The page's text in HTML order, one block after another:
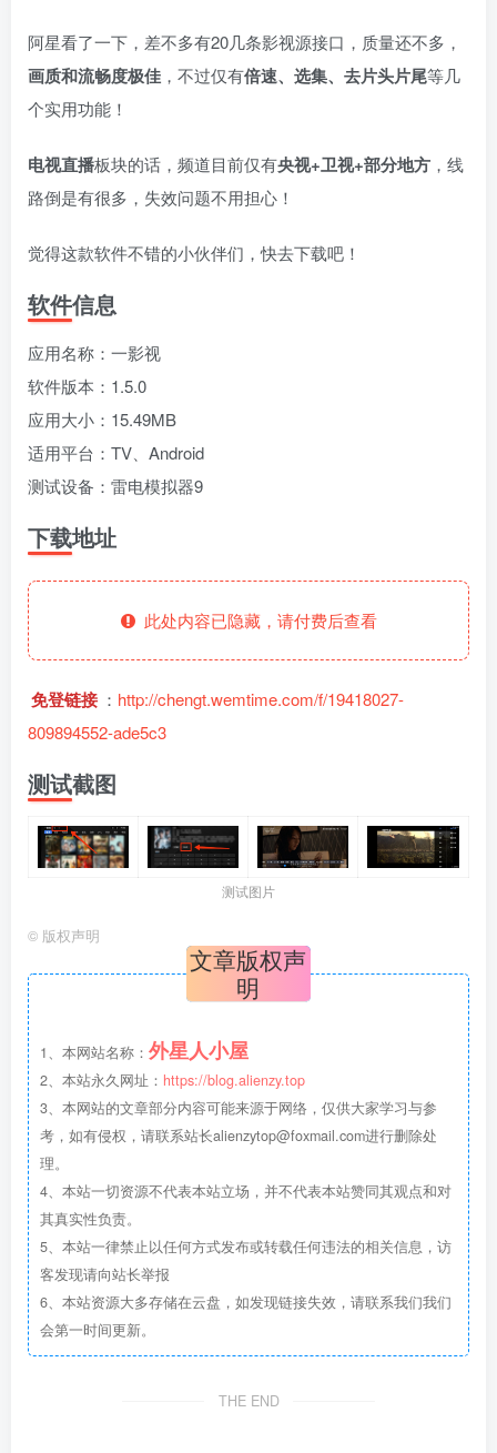
影视
fongmi、
OK接口
接口
2
小苹果影视
v1.0.9电视盒
子破解版下
载，继续免费
播！
付费阅读
梅林iptv+5.2.0
电视直播软件
下载，啥频道
最新电视直播
源地址分享-
ITV源3/12
阿星看了一下，差不多有20几条影视源接口，质量还不多，
画质和流畅度极佳 ，不过仅有倍速、选集、去片头片尾等几
个实用功能！
电视直播板块的话，频道目前仅有央视+卫视+部分地方 ，线
路倒是有很多，失效问题不用担心！
觉得这款软件不错的小伙伴们，快去下载吧！
软件信息
应用名称：一影视
软件版本：1.5.0
应用大小：15.49MB
适用平台：TV、Android
测试设备：雷电模拟器9
下载地址
此处内容已隐藏，请付费后查看
免登链接 ： http://chengt.wemtime.com/f/19418027-
809894552-ade5c3
测试截图
测试图片
© 版权声明
文章版权声
明
1、本网站名称： 外星人小屋
2、本站永久网址： https://blog.alienzy.top
3、本网站的文章部分内容可能来源于网络，仅供大家学习与参
考，如有侵权，请联系站长alienzytop@foxmail.com进行删除处
理。
4、本站一切资源不代表本站立场，并不代表本站赞同其观点和对
其真实性负责。
5、本站一律禁止以任何方式发布或转载任何违法的相关信息，访
客发现请向站长举报
6、本站资源大多存储在云盘，如发现链接失效，请联系我们我们
会第一时间更新。
THE END